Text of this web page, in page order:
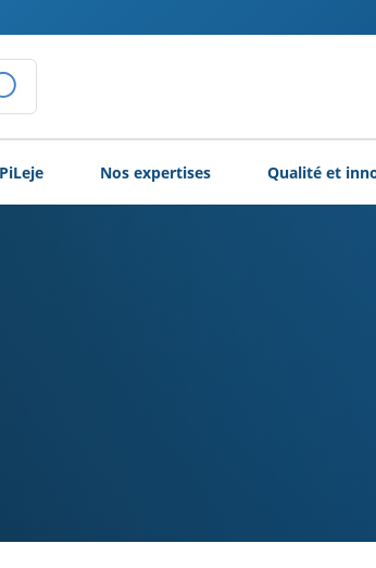
LANCER
LA
RECHERCHE
Nos expertises Qualité et